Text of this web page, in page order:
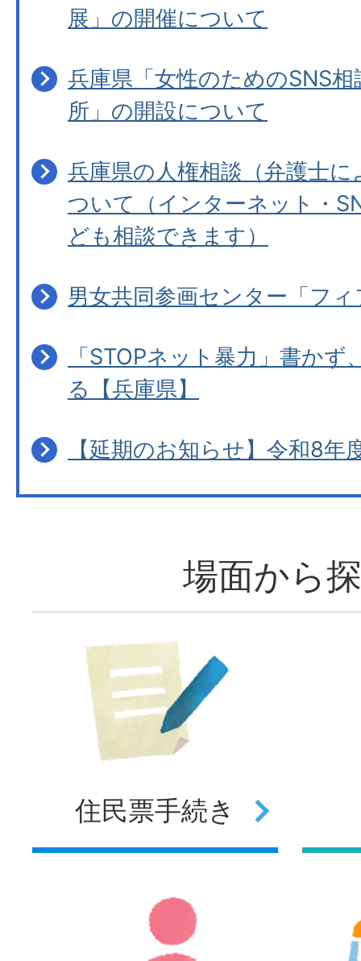
展」の開催について
兵庫県「女性のためのSNS
所」の開設について
兵庫県の人権相談（弁護士
ついて（インターネット・
ども相談できます）
男女共同参画センター「フ
「STOPネット暴力」書か
る【兵庫県】
【延期のお知らせ】令和8年
場面から
住民票手続き